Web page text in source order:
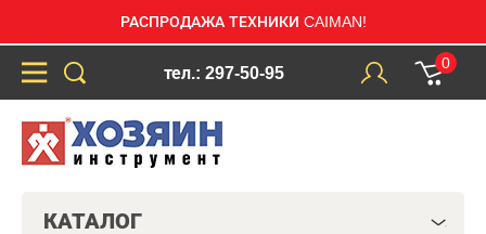
РАСПРОДАЖА ТЕХНИКИ CAIMAN!
тел.: 297-50-95
0
КАТАЛОГ